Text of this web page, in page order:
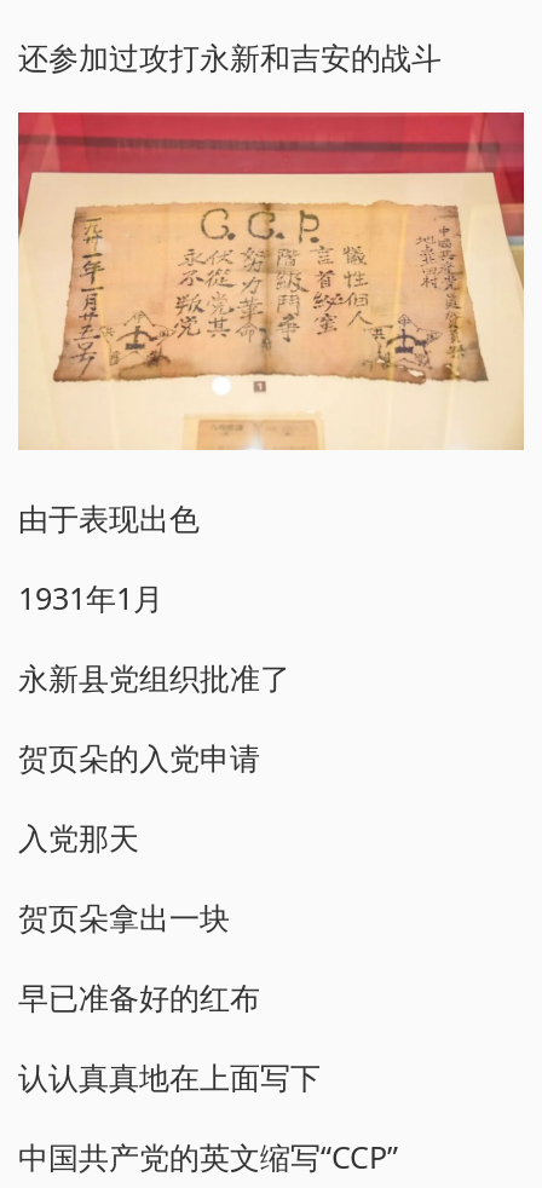
还参加过攻打永新和吉安的战斗
由于表现出色
1931年1月
永新县党组织批准了
贺页朵的入党申请
入党那天
贺页朵拿出一块
早已准备好的红布
认认真真地在上面写下
中国共产党的英文缩写“CCP”